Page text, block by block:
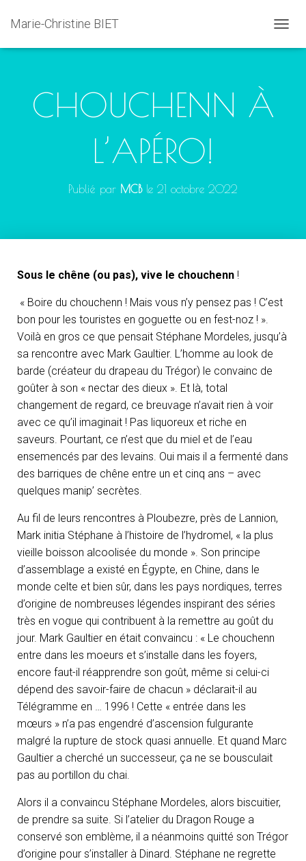
Marie-Christine BIET
É
CHOUCHENN À
L’APÉRO!
Publié par MCBle 21 octobre 2022
Sous le chêne (ou pas), vive le chouchenn !
« Boire du chouchenn ! Mais vous n’y pensez pas ! C’est
bon pour les touristes en goguette ou en fest-noz ! ».
Voilà en gros ce que pensait Stéphane Mordeles, jusqu’à
sa rencontre avec Mark Gaultier. L’homme au look de
barde (créateur du drapeau du Trégor) le convainc de
goûter à son « nectar des dieux ». Et là, total
changement de regard, ce breuvage n’avait rien à voir
avec ce qu’il imaginait ! Pas liquoreux et riche en
saveurs. Pourtant, ce n’est que du miel et de l’eau
ensemencés par des levains. Oui mais il a fermenté dans
des barriques de chêne entre un et cinq ans – avec
quelques manip’ secrètes.
Au fil de leurs rencontres à Ploubezre, près de Lannion,
Mark initia Stéphane à l’histoire de l’hydromel, « la plus
vieille boisson alcoolisée du monde ». Son principe
d’assemblage a existé en Égypte, en Chine, dans le
monde celte et bien sûr, dans les pays nordiques, terres
d’origine de nombreuses légendes inspirant des séries
très en vogue qui contribuent à la remettre au goût du
jour. Mark Gaultier en était convaincu : « Le chouchenn
entre dans les moeurs et s’installe dans les foyers,
encore faut-il réapprendre son goût, même si celui-ci
dépend des savoir-faire de chacun » déclarait-il au
Télégramme en … 1996 ! Cette « entrée dans les
mœurs » n’a pas engendré d’ascension fulgurante
malgré la rupture de stock quasi annuelle. Et quand Marc
Gaultier a cherché un successeur, ça ne se bousculait
pas au portillon du chai.
Alors il a convaincu Stéphane Mordeles, alors biscuitier,
de prendre sa suite. Si l’atelier du Dragon Rouge a
conservé son emblème, il a néanmoins quitté son Trégor
d’origine pour s’installer à Dinard. Stéphane ne regrette